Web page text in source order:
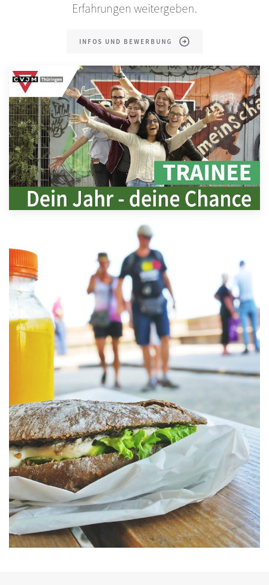
Erfahrungen weitergeben.
INFOS UND BEWERBUNG